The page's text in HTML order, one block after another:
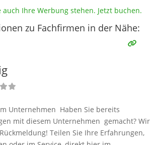
Ihre Werbung stehen. Jetzt buchen.
zu Fachfirmen in der Nähe:
Unternehmen Haben Sie bereits
mit diesem Unternehmen gemacht? Wir
Teilen Sie Ihre Erfahrungen,